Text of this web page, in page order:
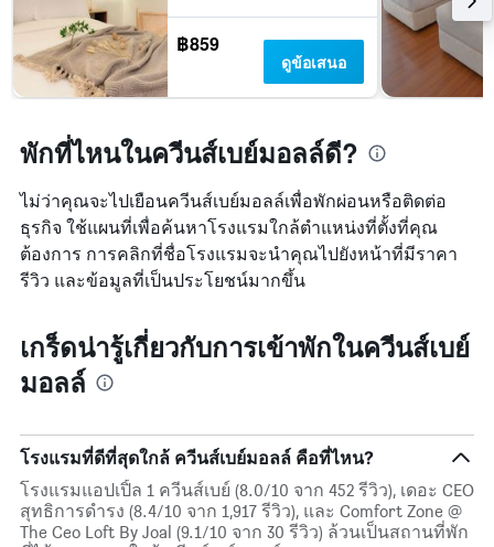
฿859
ดูข้อเสนอ
พักที่ไหนในควีนส์เบย์มอลล์ดี?
ไม่ว่าคุณจะไปเยือนควีนส์เบย์มอลล์เพื่อพักผ่อนหรือติดต่อ
ธุรกิจ ใช้แผนที่เพื่อค้นหาโรงแรมใกล้ตำแหน่งที่ตั้งที่คุณ
ต้องการ การคลิกที่ชื่อโรงแรมจะนำคุณไปยังหน้าที่มีราคา
รีวิว และข้อมูลที่เป็นประโยชน์มากขึ้น
เกร็ดน่ารู้เกี่ยวกับการเข้าพักในควีนส์เบย์
มอลล์
โรงแรมที่ดีที่สุดใกล้ ควีนส์เบย์มอลล์ คือที่ไหน?
โรงแรมแอปเปิ้ล 1 ควีนส์เบย์ (8.0/10 จาก 452 รีวิว), เดอะ CEO
สุทธิการดำรง (8.4/10 จาก 1,917 รีวิว), และ Comfort Zone @
The Ceo Loft By Joal (9.1/10 จาก 30 รีวิว) ล้วนเป็นสถานที่พัก